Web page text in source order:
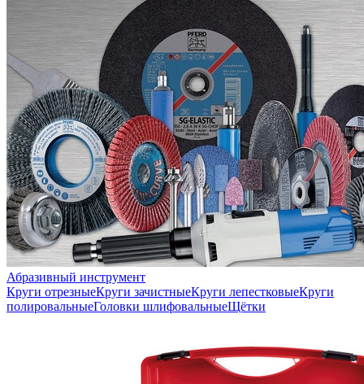
Абразивный инструмент
Круги отрезныеКруги зачистныеКруги лепестковыеКруги
полировальныеГоловки шлифовальныеЩётки